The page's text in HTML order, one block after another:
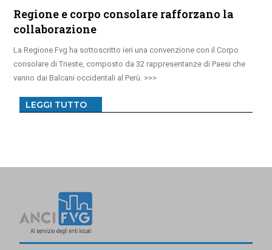
Regione e corpo consolare rafforzano la
collaborazione
La Regione Fvg ha sottoscritto ieri una convenzione con il Corpo
consolare di Trieste, composto da 32 rappresentanze di Paesi che
vanno dai Balcani occidentali al Perù.
LEGGI TUTTO